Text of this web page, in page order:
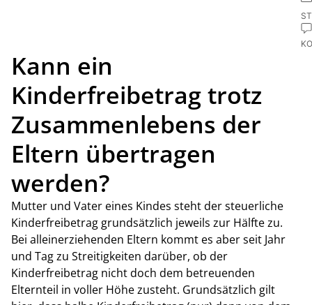
Kann ein
Kinderfreibetrag trotz
Zusammenlebens der
Eltern übertragen
werden?
Mutter und Vater eines Kindes steht der steuerliche
Kinderfreibetrag grundsätzlich jeweils zur Hälfte zu.
Bei alleinerziehenden Eltern kommt es aber seit Jahr
und Tag zu Streitigkeiten darüber, ob der
Kinderfreibetrag nicht doch dem betreuenden
Elternteil in voller Höhe zusteht. Grundsätzlich gilt